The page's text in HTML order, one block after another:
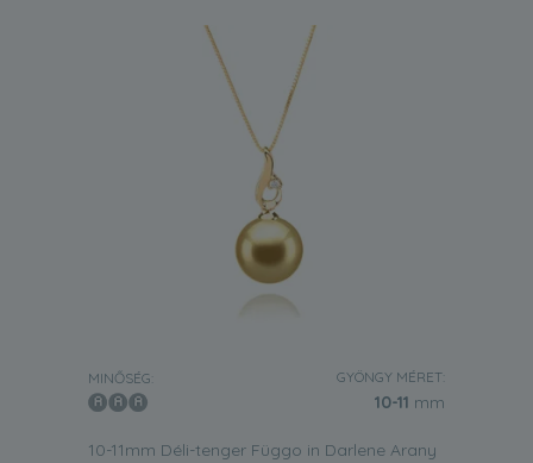
MINŐSÉG: GYÖNGY MÉRET:
10-11 mm
10-11mm Déli-tenger Függo in Darlene Arany